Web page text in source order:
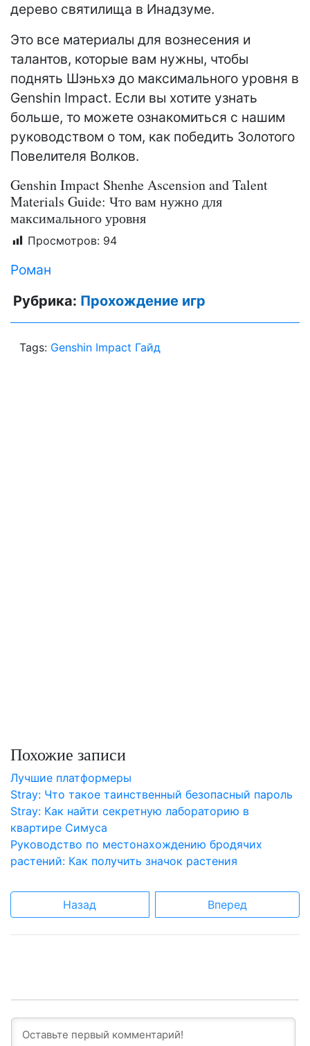
дерево святилища в Инадзуме.
Это все материалы для вознесения и
талантов, которые вам нужны, чтобы
поднять Шэньхэ до максимального уровня в
Genshin Impact. Если вы хотите узнать
больше, то можете ознакомиться с нашим
руководством о том, как победить Золотого
Повелителя Волков.
Genshin Impact Shenhe Ascension and Talent
Materials Guide: Что вам нужно для
максимального уровня
Просмотров: 94
Роман
Рубрика: Прохождение игр
Tags: Genshin Impact Гайд
Похожие записи
Лучшие платформеры
Stray: Что такое таинственный безопасный пароль
Stray: Как найти секретную лабораторию в
квартире Симуса
Руководство по местонахождению бродячих
растений: Как получить значок растения
Назад Вперед